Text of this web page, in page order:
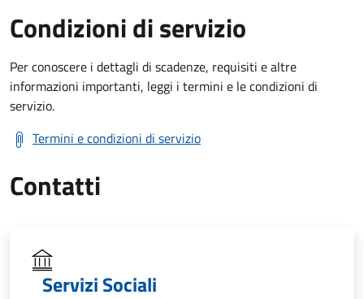
Condizioni di servizio
Per conoscere i dettagli di scadenze, requisiti e altre
informazioni importanti, leggi i termini e le condizioni di
servizio.
Termini e condizioni di servizio
Contatti
Servizi Sociali